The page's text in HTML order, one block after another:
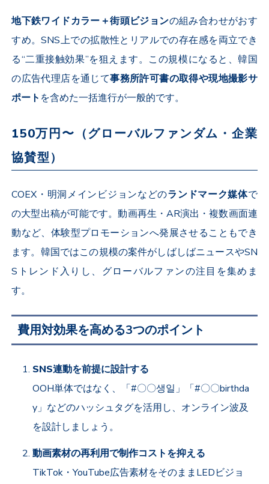
地下鉄ワイドカラー＋街頭ビジョンの組み合わせがおす
すめ。SNS上での拡散性とリアルでの存在感を両立でき
る“二重接触効果”を狙えます。この規模になると、韓国
の広告代理店を通じて事務所許可書の取得や現地撮影サ
ポート を含めた一括進行が一般的です。
150万円〜（グローバルファンダム・企業
協賛型）
COEX ・明洞メインビジョンなどのランドマーク媒体で
の大型出稿が可能です。動画再生・ AR演出・複数画面連
動など、体験型プロモーションへ発展させることもでき
ます。韓国ではこの規模の案件がしばしばニュースやSN
S トレンド入りし、グローバルファンの注目を集めま
す。
費用対効果を高める3つのポイント
SNS連動を前提に設計する
OOH単体ではなく、「#〇〇생일」「#〇〇birthda
y」などのハッシュタグを活用し、オンライン波及
を設計しましょう。
動画素材の再利用で制作コストを抑える
TikTok ・YouTube広告素材をそのままLEDビジョ